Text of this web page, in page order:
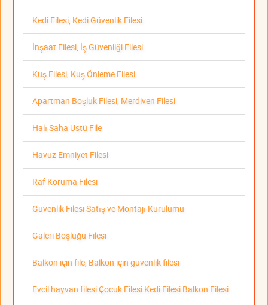
Kedi Filesi, Kedi Güvenlik Filesi
İnşaat Filesi, İş Güvenliği Filesi
Kuş Filesi, Kuş Önleme Filesi
Apartman Boşluk Filesi, Merdiven Filesi
Halı Saha Üstü File
Havuz Emniyet Filesi
Raf Koruma Filesi
Güvenlik Filesi Satış ve Montajı Kurulumu
Galeri Boşluğu Filesi
Balkon için file, Balkon için güvenlik filesi
Evcil hayvan filesi Çocuk Filesi Kedi Filesi Balkon Filesi